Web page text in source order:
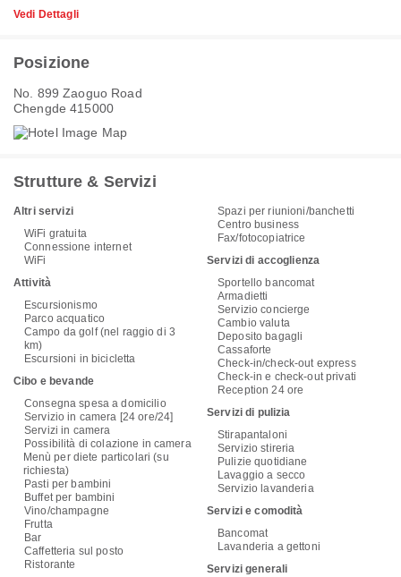
Vedi Dettagli
Posizione
No. 899 Zaoguo Road
Chengde 415000
Strutture & Servizi
Altri servizi
WiFi gratuita
Connessione internet
WiFi
Attività
Escursionismo
Parco acquatico
Campo da golf (nel raggio di 3
km)
Escursioni in bicicletta
Cibo e bevande
Consegna spesa a domicilio
Servizio in camera [24 ore/24]
Servizi in camera
Possibilità di colazione in camera
Menù per diete particolari (su
richiesta)
Pasti per bambini
Buffet per bambini
Vino/champagne
Frutta
Bar
Caffetteria sul posto
Ristorante
Spazi per riunioni/banchetti
Centro business
Fax/fotocopiatrice
Servizi di accoglienza
Sportello bancomat
Armadietti
Servizio concierge
Cambio valuta
Deposito bagagli
Cassaforte
Check-in/check-out express
Check-in e check-out privati
Reception 24 ore
Servizi di pulizia
Stirapantaloni
Servizio stireria
Pulizie quotidiane
Lavaggio a secco
Servizio lavanderia
Servizi e comodità
Bancomat
Lavanderia a gettoni
Servizi generali